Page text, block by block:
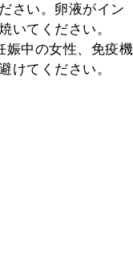
さい。卵液がイン
いてください。
娠中の女性、免疫機
けてください。